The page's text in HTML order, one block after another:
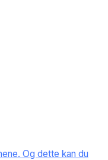
Og dette kan du